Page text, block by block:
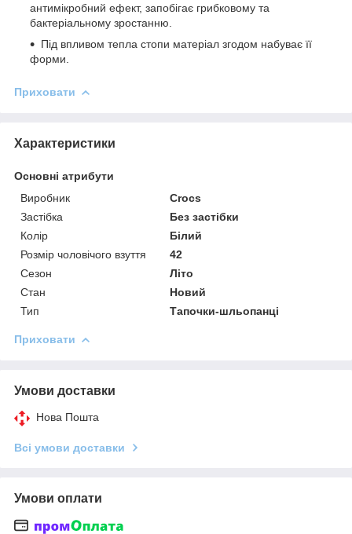
антимікробний ефект, запобігає грибковому та
бактеріальному зростанню.
Під впливом тепла стопи матеріал згодом набуває її
форми.
Приховати
Характеристики
Основні атрибути
Виробник
Crocs
Застібка
Без застібки
Колір
Білий
Розмір чоловічого взуття
42
Сезон
Літо
Стан
Новий
Тип
Тапочки-шльопанці
Приховати
Умови доставки
Нова Пошта
Всі умови доставки
Умови оплати